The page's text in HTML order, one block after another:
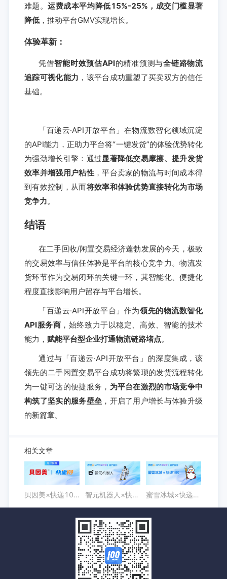
难题。运费成本平均降低15%-25%，成交门槛显著
降低，推动平台GMV实现增长。
体验革新：
凭借智能时效预估API的精准预测与全链路物流
追踪可视化能力 ，该平台成功重塑了买卖双方的信任
基础。
「百递云·API开放平台」在物流数智化领域沉淀
的API能力，正助力平台将“一键发货”的体验优势转化
为强劲增长引擎：通过显著降低交易摩擦、提升发货
效率并增强用户粘性，平台卖家的物流与时间成本得
到有效控制，从而将效率和体验优势直接转化为市场
竞争力。
结语
在二手回收/闲置交易经济蓬勃发展的今天，极致
的交易效率与信任体验是平台的核心竞争力。物流发
货环节作为交易闭环的关键一环，其智能化、便捷化
程度直接影响用户留存与平台增长。
「百递云·API开放平台」作为领先的物流数智化
API服务商 ，始终致力于以稳定、高效、智能的技术
能力， 赋能平台型企业打通物流链路堵点。
通过与「百递云·API开放平台」的深度集成，该
领先的二手闲置交易平台成功将繁琐的发货流程转化
为一键可达的便捷服务， 为平台在激烈的市场竞争中
构筑了坚实的服务壁垒 ，开启了用户增长与体验升级
的新篇章。
相关文章
贝因美×快递100API：打通B2B订货系统物流数据断点，提升经销商体验 智元机器人×快递100API：全球出货量第一，如何用物流数据筑牢量产供应链？ 蜜雪冰城×快递100API：6万家门店背后的物流“隐形引擎”